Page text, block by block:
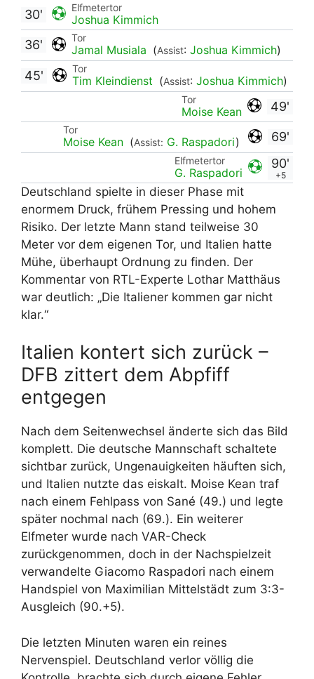
Elfmetertor
Joshua Kimmich
30'
Tor
Jamal Musiala (Assist: Joshua Kimmich)
36'
Tor
Tim Kleindienst (Assist: Joshua Kimmich)
45'
49'
Tor
Moise Kean
69'
Tor
Moise Kean (Assist: G. Raspadori)
90'
+5
Elfmetertor
G. Raspadori
Deutschland spielte in dieser Phase mit
enormem Druck, frühem Pressing und hohem
Risiko. Der letzte Mann stand teilweise 30
Meter vor dem eigenen Tor, und Italien hatte
Mühe, überhaupt Ordnung zu finden. Der
Kommentar von RTL-Experte Lothar Matthäus
war deutlich: „Die Italiener kommen gar nicht
klar.“
Italien kontert sich zurück –
DFB zittert dem Abpfiff
entgegen
Nach dem Seitenwechsel änderte sich das Bild
komplett. Die deutsche Mannschaft schaltete
sichtbar zurück, Ungenauigkeiten häuften sich,
und Italien nutzte das eiskalt. Moise Kean traf
nach einem Fehlpass von Sané (49.) und legte
später nochmal nach (69.). Ein weiterer
Elfmeter wurde nach VAR-Check
zurückgenommen, doch in der Nachspielzeit
verwandelte Giacomo Raspadori nach einem
Handspiel von Maximilian Mittelstädt zum 3:3-
Ausgleich (90.+5).
Die letzten Minuten waren ein reines
Nervenspiel. Deutschland verlor völlig die